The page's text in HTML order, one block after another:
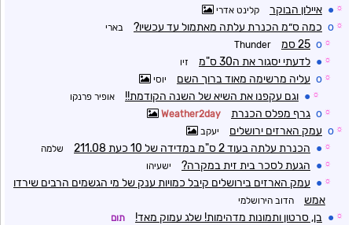
☼
● איילון הבוקר קלינט אדרי
☼
o כמה ס״מ הכנרת עלתה מאתמול עד עכשיו? בארי
☼
o 25 סמ Thunder
☼
● לדעתי יסגור את ה30 ס"מ זיו
☼
o עליה מרשימה מאוד ברוך השם יוסי
☼
● וגם עקפנו את השיא של השנה הקודמת!! אופיר פרנקו
☼
o גרף מפלס הכנרת Weather2day
☼
o עמק הארזים ירושלים יעקב
☼
● הכנרת עלתה בעוד 2 ס"מ במדידה של 10 כעת 211.08 שלמה
☼
● הגעת לסכר בית זית במקרה? ישעיהו
☼
● עמק הארזים בירושלים קיבל כמויות ענק של מי הגשמים הרבים שירדו
אמש
הדוב הירושלמי
☼
● בן, סרטון ותמונות מדהימות! שלג עמוק מאד! תום